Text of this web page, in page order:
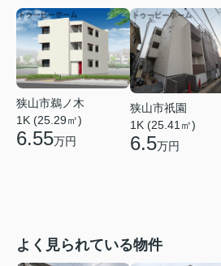
狭山市鵜ノ木
1K (25.29㎡)
6.55万円
狭山市祇園
1K (25.41㎡)
6.5万円
よく見られている物件